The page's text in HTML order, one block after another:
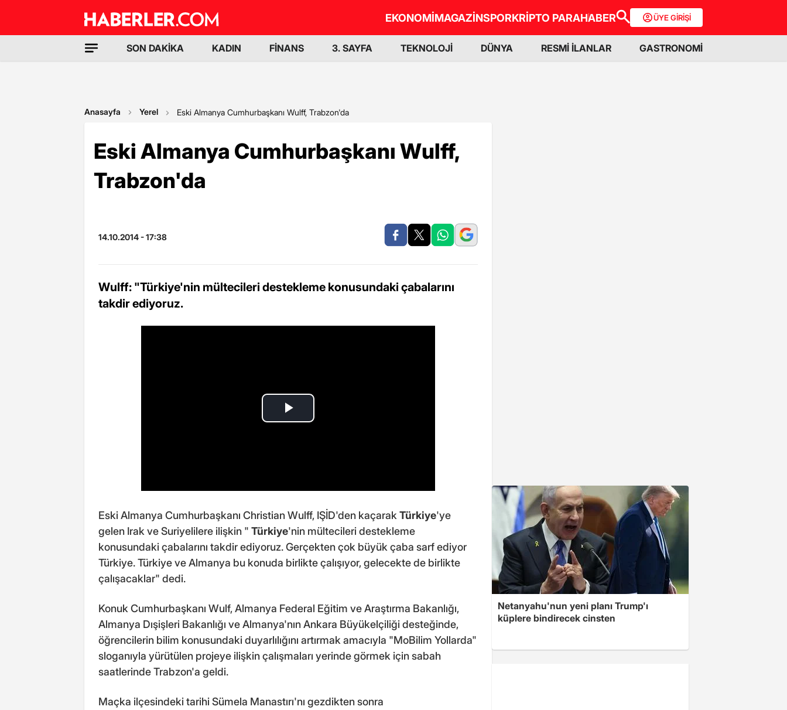
EKONOMİMAGAZİNSPORKRİPTO PARAHABER ÜYE GİRİŞİ
SON DAKİKA KADIN FİNANS 3. SAYFA TEKNOLOJİ DÜNYA RESMİ İLANLAR GASTRONOMİ
Anasayfa Yerel Eski Almanya Cumhurbaşkanı Wulff, Trabzon'da
Eski Almanya Cumhurbaşkanı Wulff,
Trabzon'da
14.10.2014 - 17:38
Wulff: "Türkiye'nin mültecileri destekleme konusundaki çabalarını
takdir ediyoruz.
Eski Almanya Cumhurbaşkanı Christian Wulff, IŞİD'den kaçarak Türkiye'ye
gelen Irak ve Suriyelilere ilişkin " Türkiye'nin mültecileri destekleme
konusundaki çabalarını takdir ediyoruz. Gerçekten çok büyük çaba sarf ediyor
Türkiye. Türkiye ve Almanya bu konuda birlikte çalışıyor, gelecekte de birlikte
çalışacaklar" dedi.
Konuk Cumhurbaşkanı Wulf, Almanya Federal Eğitim ve Araştırma Bakanlığı,
Almanya Dışişleri Bakanlığı ve Almanya'nın Ankara Büyükelçiliği desteğinde,
öğrencilerin bilim konusundaki duyarlılığını artırmak amacıyla "MoBilim Yollarda"
sloganıyla yürütülen projeye ilişkin çalışmaları yerinde görmek için sabah
saatlerinde Trabzon'a geldi.
Maçka ilçesindeki tarihi Sümela Manastırı'nı gezdikten sonra
Netanyahu'nun yeni planı Trump'ı
küplere bindirecek cinsten